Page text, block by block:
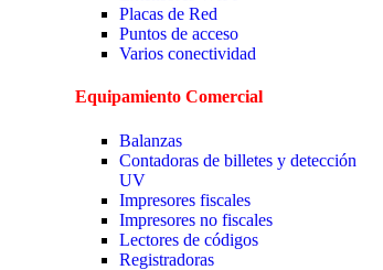
Placas de Red
Puntos de acceso
Varios conectividad
Equipamiento Comercial
Balanzas
Contadoras de billetes y detección
UV
Impresores fiscales
Impresores no fiscales
Lectores de códigos
Registradoras